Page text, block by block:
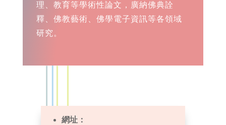
理、教育等學術性論文，廣納佛典詮
釋、佛教藝術、佛學電子資訊等各領域
研究。
網址：